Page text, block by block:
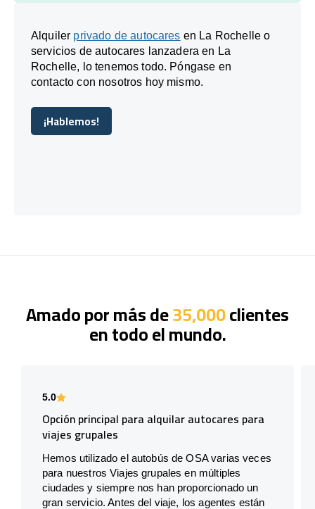
Alquiler privado de autocares en La Rochelle o
servicios de autocares lanzadera en La
Rochelle, lo tenemos todo. Póngase en
contacto con nosotros hoy mismo.
¡Hablemos!
¡Hablemos!
Amado por más de35,000clientes
en todo el mundo.
5.0
Opción principal para alquilar autocares para
viajes grupales
Hemos utilizado el autobús de OSA varias veces
para nuestros Viajes grupales en múltiples
ciudades y siempre nos han proporcionado un
gran servicio. Antes del viaje, los agentes están